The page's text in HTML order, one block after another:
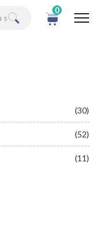
0
(30)
(52)
(11)